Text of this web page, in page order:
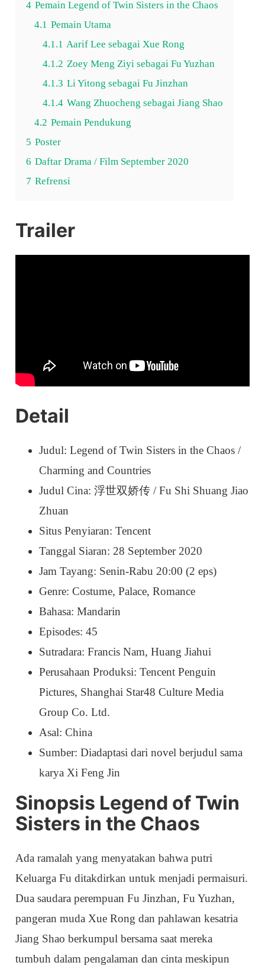
4 Pemain Legend of Twin Sisters in the Chaos
4.1 Pemain Utama
4.1.1 Aarif Lee sebagai Xue Rong
4.1.2 Zoey Meng Ziyi sebagai Fu Yuzhan
4.1.3 Li Yitong sebagai Fu Jinzhan
4.1.4 Wang Zhuocheng sebagai Jiang Shao
4.2 Pemain Pendukung
5 Poster
6 Daftar Drama / Film September 2020
7 Refrensi
Trailer
Detail
Judul: Legend of Twin Sisters in the Chaos /
Charming and Countries
Judul Cina: 浮世双娇传 / Fu Shi Shuang Jiao
Zhuan
Situs Penyiaran: Tencent
Tanggal Siaran: 28 September 2020
Jam Tayang: Senin-Rabu 20:00 (2 eps)
Genre: Costume, Palace, Romance
Bahasa: Mandarin
Episodes: 45
Sutradara: Francis Nam, Huang Jiahui
Perusahaan Produksi: Tencent Penguin
Pictures, Shanghai Star48 Culture Media
Group Co. Ltd.
Asal: China
Sumber: Diadaptasi dari novel berjudul sama
karya Xi Feng Jin
Sinopsis Legend of Twin
Sisters in the Chaos
Ada ramalah yang menyatakan bahwa putri
Keluarga Fu ditakdirkan untuk menjadi permaisuri.
Dua saudara perempuan Fu Jinzhan, Fu Yuzhan,
pangeran muda Xue Rong dan pahlawan kesatria
Jiang Shao berkumpul bersama saat mereka
tumbuh dalam pengalaman dan cinta meskipun